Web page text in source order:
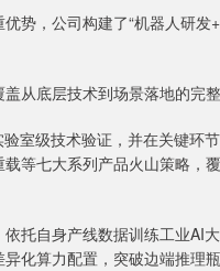
势，公司构建了“机器人研发
从底层技术到场景落地的完整
室级技术验证，并在关键环
等七大系列产品火山策略，
托自身产线数据训练工业AI
化算力配置，突破边端推理